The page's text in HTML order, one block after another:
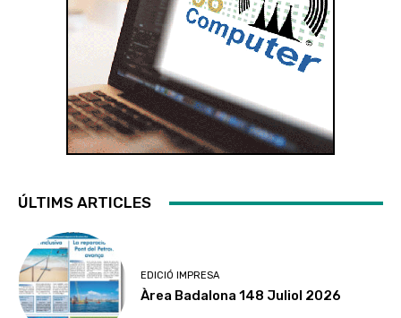
ÚLTIMS ARTICLES
EDICIÓ IMPRESA
Àrea Badalona 148 Juliol 2026